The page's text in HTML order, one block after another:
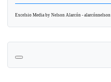
Excelsio Media by Nelson Alarcón - alarcónnelson